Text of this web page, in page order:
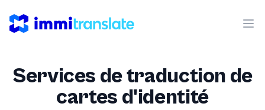
ImmiTranslate
Services de traduction de
cartes d'identité